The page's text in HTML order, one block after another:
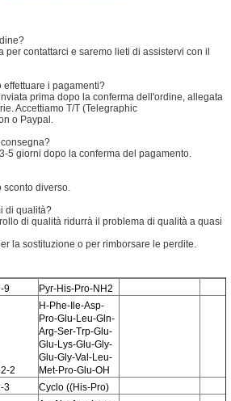
per contattarci e saremo lieti di assistervi con il
i pagamenti?
prima dopo la conferma dell'ordine, allegata
Accettiamo T/T (Telegraphic
o Paypal.
5 giorni dopo la conferma del pagamento.
diverso.
di qualità?
di qualità ridurrà il problema di qualità a quasi
la sostituzione o per rimborsare le perdite.
9 Pyr-His-Pro-NH2
2
H-Phe-Ile-Asp-
Pro-Glu-Leu-Gln-
Arg-Ser-Trp-Glu-
Glu-Lys-Glu-Gly-
Glu-Gly-Val-Leu-
Met-Pro-Glu-OH
3 Cyclo ((His-Pro)